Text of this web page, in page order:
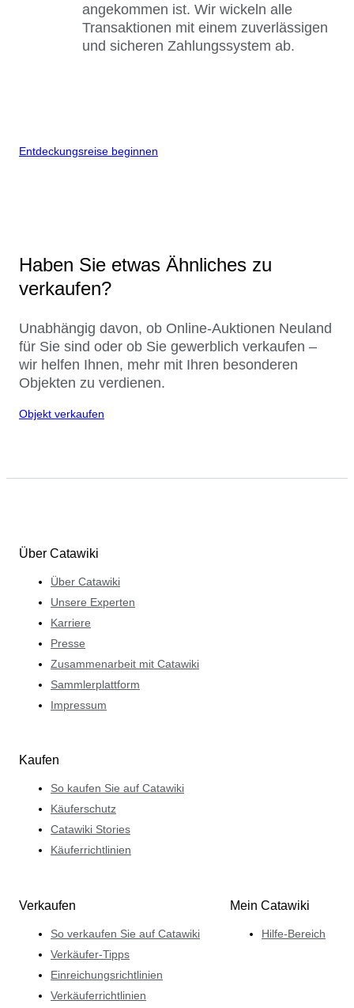
angekommen ist. Wir wickeln alle
Transaktionen mit einem zuverlässigen
und sicheren Zahlungssystem ab.
Entdeckungsreise beginnen
Haben Sie etwas Ähnliches zu
verkaufen?
Unabhängig davon, ob Online-Auktionen Neuland
für Sie sind oder ob Sie gewerblich verkaufen –
wir helfen Ihnen, mehr mit Ihren besonderen
Objekten zu verdienen.
Objekt verkaufen
Über Catawiki
Über Catawiki
Unsere Experten
Karriere
Presse
Zusammenarbeit mit Catawiki
Sammlerplattform
Impressum
Kaufen
So kaufen Sie auf Catawiki
Käuferschutz
Catawiki Stories
Käuferrichtlinien
Verkaufen
So verkaufen Sie auf Catawiki
Verkäufer-Tipps
Einreichungsrichtlinien
Verkäuferrichtlinien
Mein Catawiki
Hilfe-Bereich